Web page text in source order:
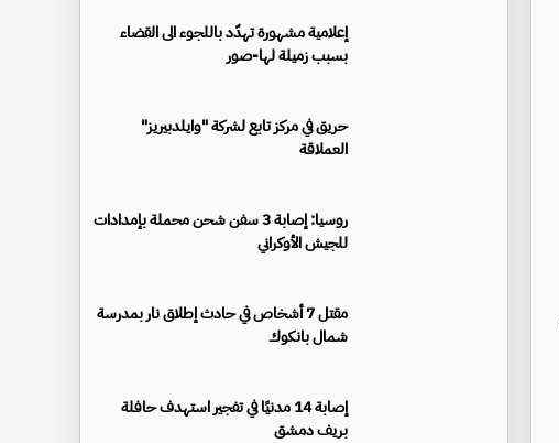
إعلامية مشهورة تهدّد باللجوء الى القضاء
بسبب زميلة لها-صور
حريق في مركز تابع لشركة "وايلدبيريز"
العملاقة
روسيا: إصابة 3 سفن شحن محملة بإمدادات
للجيش الأوكراني
مقتل 7 أشخاص في حادث إطلاق نار بمدرسة
شمال بانكوك
إصابة 14 مدنيًا في تفجير استهدف حافلة
بريف دمشق